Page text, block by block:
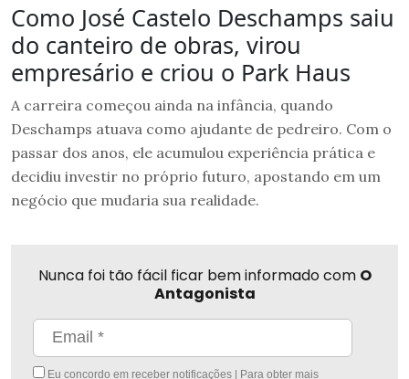
Como José Castelo Deschamps saiu
do canteiro de obras, virou
empresário e criou o Park Haus
A carreira começou ainda na infância, quando
Deschamps atuava como ajudante de pedreiro. Com o
passar dos anos, ele acumulou experiência prática e
decidiu investir no próprio futuro, apostando em um
negócio que mudaria sua realidade.
Nunca foi tão fácil ficar bem informado com O
Antagonista
Eu concordo em receber notificações | Para obter mais